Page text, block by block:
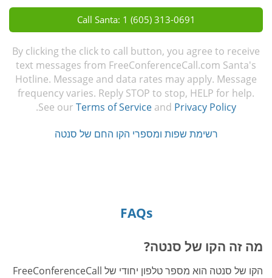
Call Santa: 1 (605) 313-0691
By clicking the click to call button, you agree to receive
text messages from FreeConferenceCall.com Santa's
Hotline. Message and data rates may apply. Message
frequency varies. Reply STOP to stop, HELP for help.
See our Terms of Service and Privacy Policy
.
רשימת שפות ומספרי הקו החם של סנטה
FAQs
מה זה הקו של סנטה?
הקו של סנטה הוא מספר טלפון יחודי של FreeConferenceCall